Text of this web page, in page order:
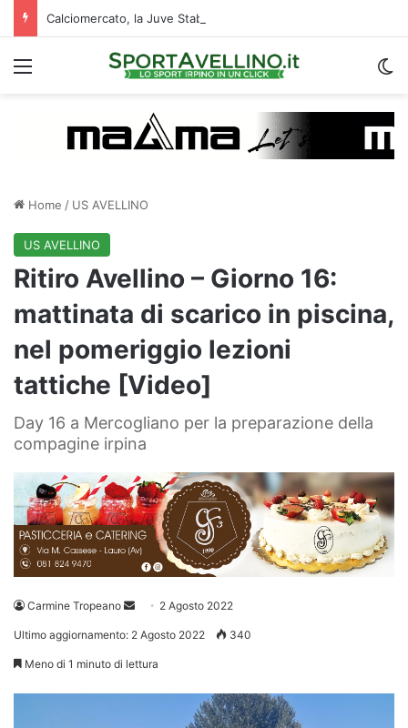
Menu
Home / US AVELLINO
US AVELLINO
Ritiro Avellino – Giorno 16:
mattinata di scarico in piscina,
nel pomeriggio lezioni
tattiche [Video]
Day 16 a Mercogliano per la preparazione della
compagine irpina
Carmine Tropeano
Invia 2 Agosto 2022
Ultimo aggiornamento: 2 Agosto 2022 340
Meno di 1 minuto di lettura